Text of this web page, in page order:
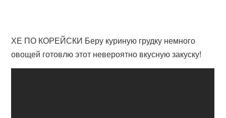
ХЕ ПО КОРЕЙСКИ Беру куриную грудку немного
овощей готовлю этот невероятно вкусную закуску!